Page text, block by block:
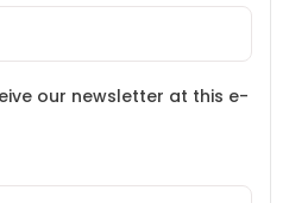
our newsletter at this e-